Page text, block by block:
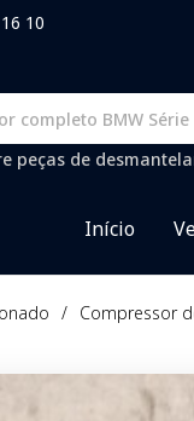
10
peças de
Início
/ Compressor